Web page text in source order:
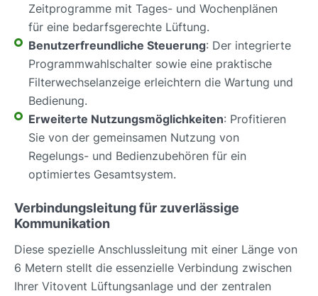
Zeitprogramme mit Tages- und Wochenplänen
für eine bedarfsgerechte Lüftung.
Benutzerfreundliche Steuerung: Der integrierte
Programmwahlschalter sowie eine praktische
Filterwechselanzeige erleichtern die Wartung und
Bedienung.
Erweiterte Nutzungsmöglichkeiten: Profitieren
Sie von der gemeinsamen Nutzung von
Regelungs- und Bedienzubehören für ein
optimiertes Gesamtsystem.
Verbindungsleitung für zuverlässige
Kommunikation
Diese spezielle Anschlussleitung mit einer Länge von
6 Metern stellt die essenzielle Verbindung zwischen
Ihrer Vitovent Lüftungsanlage und der zentralen